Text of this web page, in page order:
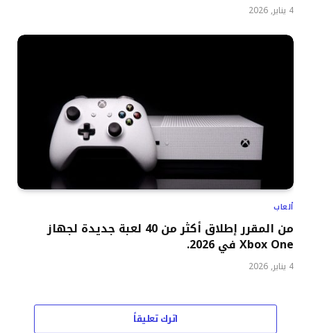
4 يناير, 2026
ألعاب
من المقرر إطلاق أكثر من 40 لعبة جديدة لجهاز
Xbox One في 2026.
4 يناير, 2026
اترك تعليقاً